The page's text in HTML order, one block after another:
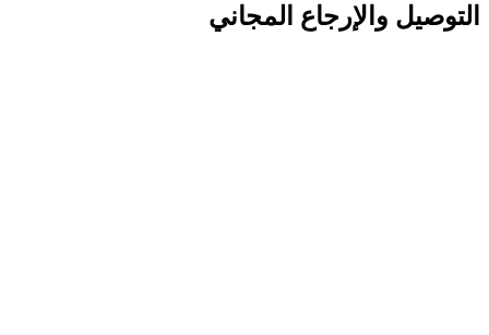
التوصيل والإرجاع المجاني